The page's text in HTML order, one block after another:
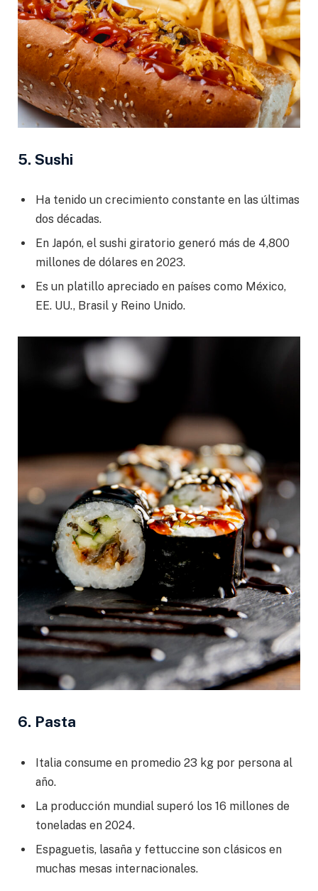
5. Sushi
Ha tenido un crecimiento constante en las últimas
dos décadas.
En Japón, el sushi giratorio generó más de 4,800
millones de dólares en 2023.
Es un platillo apreciado en países como México,
EE. UU., Brasil y Reino Unido.
6. Pasta
Italia consume en promedio 23 kg por persona al
año.
La producción mundial superó los 16 millones de
toneladas en 2024.
Espaguetis, lasaña y fettuccine son clásicos en
muchas mesas internacionales.